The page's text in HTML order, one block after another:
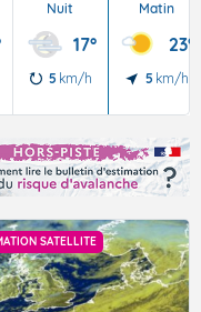
Nuit
17°
5 km/h
Matin
23°
5 km/h
SATELLITE